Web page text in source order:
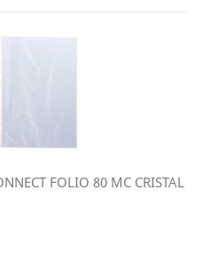
FOLIO 80 MC CRISTAL